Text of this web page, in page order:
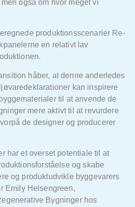
men også om hvor meget vi
produktionsscenarier Re-
en relativt lav
håber, at denne anderledes
kan inspirere
til at anvende de
mere aktivt til at revurdere
de designer og producerer
har et overset potentiale til at
og skabe
og produktudvikle byggevarers
Emily Helsengreen,
Bygninger hos